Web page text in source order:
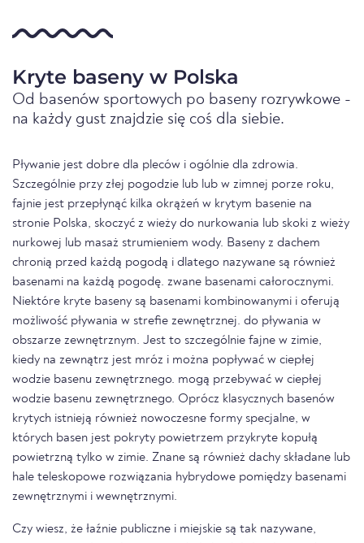
Kryte baseny w Polska
Od basenów sportowych po baseny rozrywkowe -
na każdy gust znajdzie się coś dla siebie.
Pływanie jest dobre dla pleców i ogólnie dla zdrowia.
Szczególnie przy złej pogodzie lub lub w zimnej porze roku,
fajnie jest przepłynąć kilka okrążeń w krytym basenie na
stronie Polska, skoczyć z wieży do nurkowania lub skoki z wieży
nurkowej lub masaż strumieniem wody. Baseny z dachem
chronią przed każdą pogodą i dlatego nazywane są również
basenami na każdą pogodę. zwane basenami całorocznymi.
Niektóre kryte baseny są basenami kombinowanymi i oferują
możliwość pływania w strefie zewnętrznej. do pływania w
obszarze zewnętrznym. Jest to szczególnie fajne w zimie,
kiedy na zewnątrz jest mróz i można popływać w ciepłej
wodzie basenu zewnętrznego. mogą przebywać w ciepłej
wodzie basenu zewnętrznego. Oprócz klasycznych basenów
krytych istnieją również nowoczesne formy specjalne, w
których basen jest pokryty powietrzem przykryte kopułą
powietrzną tylko w zimie. Znane są również dachy składane lub
hale teleskopowe rozwiązania hybrydowe pomiędzy basenami
zewnętrznymi i wewnętrznymi.
Czy wiesz, że łaźnie publiczne i miejskie są tak nazywane,